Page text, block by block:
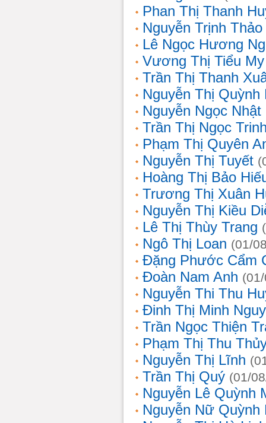
Phan Thị Thanh
Nguyễn Trịnh
Lê Ngọc Hương
Vương Thị Tiểu My
Trần Thị Thanh
Nguyễn Thị Quỳnh
Nguyễn Ngọc Nhật
Trần Thị Ngọc
Phạm Thị Quyên
Nguyễn Thị Tuyết
Hoàng Thị Bảo
Trương Thị Xuân
Nguyễn Thị Kiều
Lê Thị Thùy Trang
Ngô Thị Loan (01/
Đặng Phước Cẩm
Đoàn Nam Anh
Nguyễn Thi Thu
Đinh Thị Minh
Trần Ngọc Thiện
Phạm Thị Thu
Nguyễn Thị Lĩnh
Trần Thị Quý (01/
Nguyễn Lê Quỳnh
Nguyễn Nữ